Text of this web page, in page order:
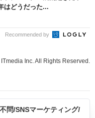
はどうだった...
Recommended by
Inc. All Rights Reserved.
問/SNSマーケティング/